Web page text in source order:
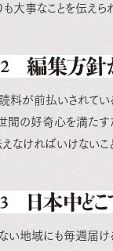
も大事なことを伝えら
料が前払いされてい
間の好奇心を満たす
えなければいけないこ
い地域にも毎週届け